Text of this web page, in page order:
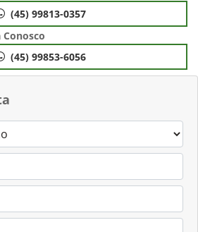
(45) 99813-0357
Conosco
(45) 99853-6056